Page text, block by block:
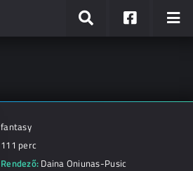
fantasy
111 perc
Rendező: Daina Oniunas-Pusic